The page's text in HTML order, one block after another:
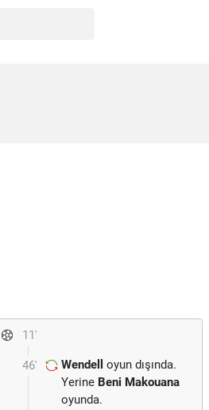
11'
46' Wendell
oyun dışında.
Yerine Beni Makouana
oyunda.